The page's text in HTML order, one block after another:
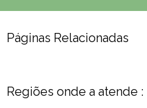
Páginas Relacionadas
Regiões onde a atende :